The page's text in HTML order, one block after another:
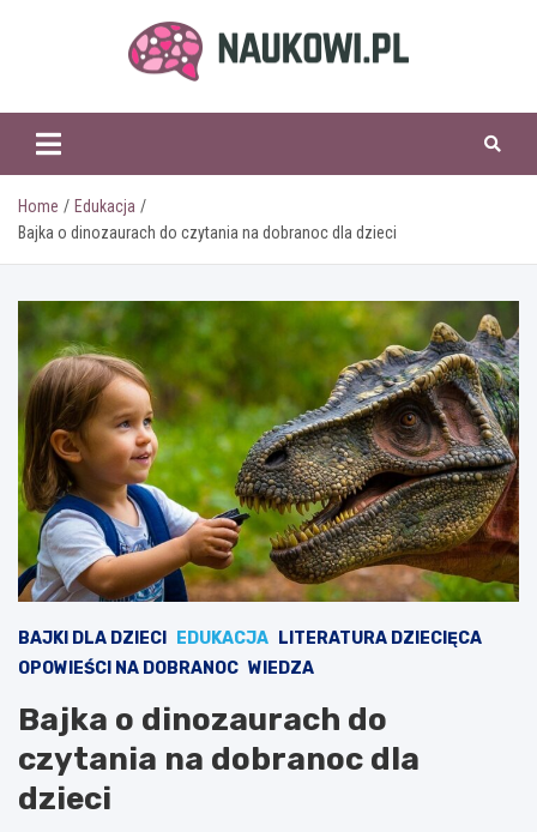
naukowi.pl
Home
Edukacja
Bajka o dinozaurach do czytania na dobranoc dla dzieci
BAJKI DLA DZIECI EDUKACJA
LITERATURA DZIECIĘCA
OPOWIEŚCI NA DOBRANOC WIEDZA
Bajka o dinozaurach do
czytania na dobranoc dla
dzieci